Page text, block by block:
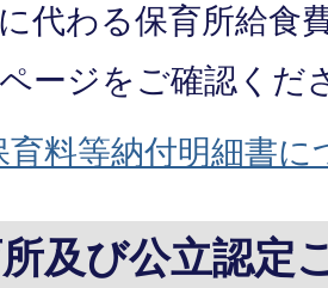
代わる保育所給食
ージをご確認くだ
育料等納付明細書に
及び公立認定